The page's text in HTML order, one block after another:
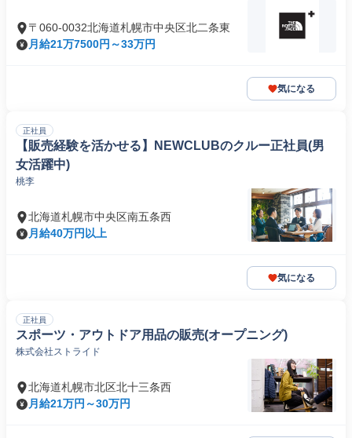
〒060-0032北海道札幌市中央区北二条東
月給21万7500円～33万円
気になる
正社員
【販売経験を活かせる】NEWCLUBのクルー正社員(男
女活躍中)
桃李
北海道札幌市中央区南五条西
月給40万円以上
気になる
正社員
スポーツ・アウトドア用品の販売(オープニング)
株式会社ストライド
北海道札幌市北区北十三条西
月給21万円～30万円